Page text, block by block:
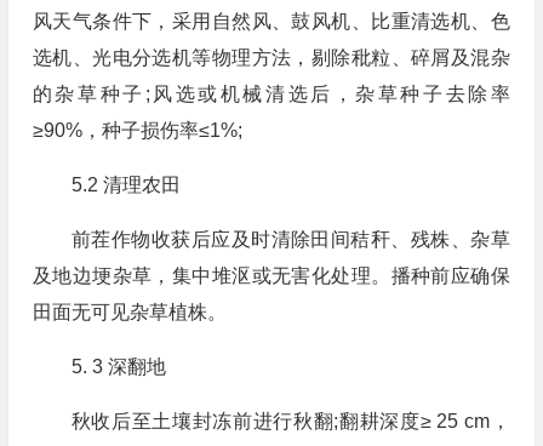
风天气条件下，采用自然风、鼓风机、比重清选机、色
选机、光电分选机等物理方法，剔除秕粒、碎屑及混杂
的杂草种子;风选或机械清选后，杂草种子去除率
≥90%，种子损伤率≤1%;
5.2 清理农田
前茬作物收获后应及时清除田间秸秆、残株、杂草
及地边埂杂草，集中堆沤或无害化处理。播种前应确保
田面无可见杂草植株。
5. 3 深翻地
秋收后至土壤封冻前进行秋翻;翻耕深度≥ 25 cm，